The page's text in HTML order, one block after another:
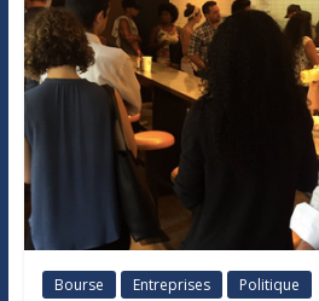
Bourse Entreprises Politique